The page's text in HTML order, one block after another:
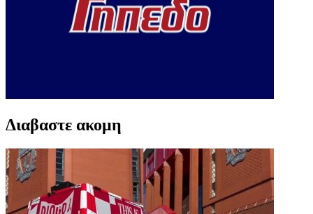
Διαβαστε ακομη